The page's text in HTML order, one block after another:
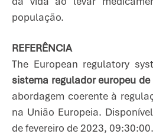
população.
REFERÊNCIA
The European regulatory
sistema regulador europeu
abordagem coerente à
na União Europeia.
de fevereiro de 2023, 09:30:00.